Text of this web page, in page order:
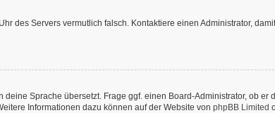
des Servers vermutlich falsch. Kontaktiere einen Administrator,
Sprache übersetzt. Frage ggf. einen Board-Administrator, ob er
Informationen dazu können auf der Website von phpBB Limited